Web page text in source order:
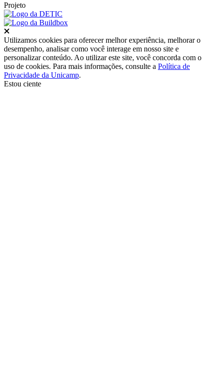
Projeto
Utilizamos cookies para oferecer melhor experiência, melhorar o
desempenho, analisar como você interage em nosso site e
personalizar conteúdo. Ao utilizar este site, você concorda com o
uso de cookies. Para mais informações, consulte a Política de
Privacidade da Unicamp.
Estou ciente